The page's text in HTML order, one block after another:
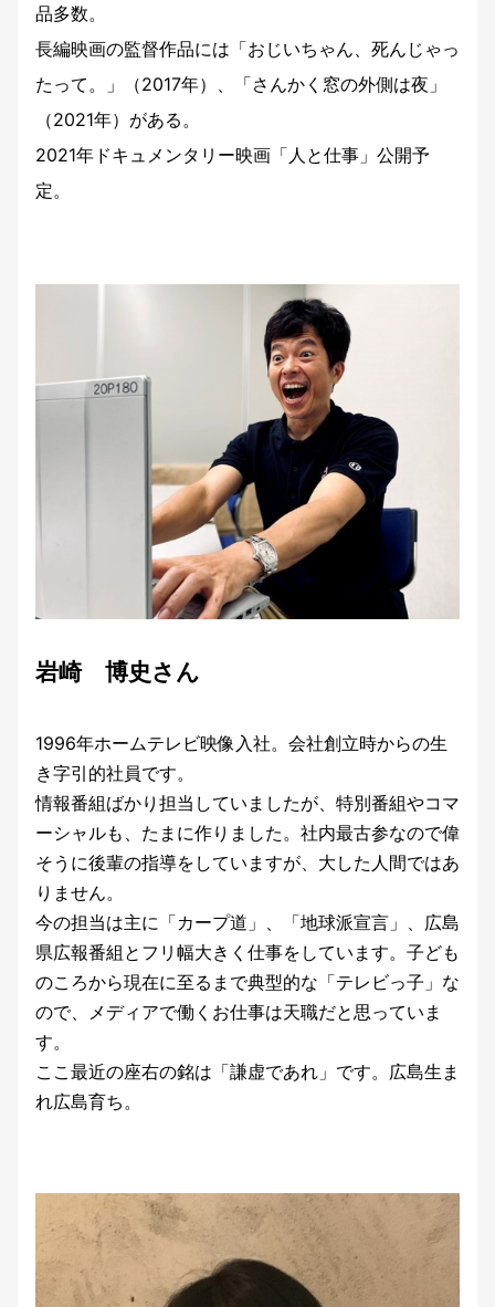
品多数。
長編映画の監督作品には「おじいちゃん、死んじゃっ
たって。」（2017年）、「さんかく窓の外側は夜」
（2021年）がある。
2021年ドキュメンタリー映画「人と仕事」公開予
定。
岩崎 博史さん
1996年ホームテレビ映像入社。会社創立時からの生
き字引的社員です。
情報番組ばかり担当していましたが、特別番組やコマ
ーシャルも、たまに作りました。社内最古参なので偉
そうに後輩の指導をしていますが、大した人間ではあ
りません。
今の担当は主に「カープ道」、「地球派宣言」、広島
県広報番組とフリ幅大きく仕事をしています。子ども
のころから現在に至るまで典型的な「テレビっ子」な
ので、メディアで働くお仕事は天職だと思っていま
す。
ここ最近の座右の銘は「謙虚であれ」です。広島生ま
れ広島育ち。